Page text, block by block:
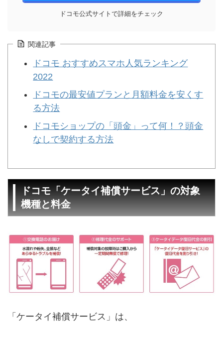
ドコモ公式サイトで詳細をチェック
関連記事
ドコモ おすすめスマホ人気ランキング
2022
ドコモの最安値プランと月額料金を安くす
る方法
ドコモショップの「頭金」って何！？頭金
なしで契約する方法
ドコモ「ケータイ補償サービス」の対象
機種と料金
「ケータイ補償サービス」は、